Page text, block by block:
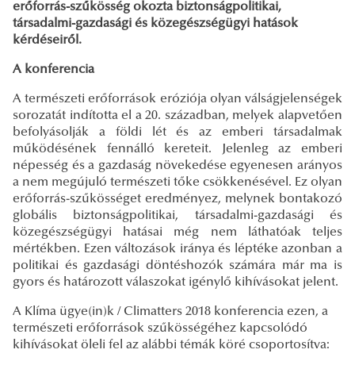
erőforrás-szűkösség okozta biztonságpolitikai,
társadalmi-gazdasági és közegészségügyi hatások
kérdéseiről.
A konferencia
A természeti erőforrások eróziója olyan válságjelenségek
sorozatát indította el a 20. században, melyek alapvetően
befolyásolják a földi lét és az emberi társadalmak
működésének fennálló kereteit. Jelenleg az emberi
népesség és a gazdaság növekedése egyenesen arányos
a nem megújuló természeti tőke csökkenésével. Ez olyan
erőforrás-szűkösséget eredményez, melynek bontakozó
globális biztonságpolitikai, társadalmi-gazdasági és
közegészségügyi hatásai még nem láthatóak teljes
mértékben. Ezen változások iránya és léptéke azonban a
politikai és gazdasági döntéshozók számára már ma is
gyors és határozott válaszokat igénylő kihívásokat jelent.
A Klíma ügye(in)k / Climatters 2018 konferencia ezen, a
természeti erőforrások szűkösségéhez kapcsolódó
kihívásokat öleli fel az alábbi témák köré csoportosítva: